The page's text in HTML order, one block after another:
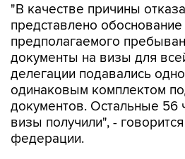
"В качестве причины
представлено
предполагаемого
документы на визы для
делегации подавались
одинаковым комплектом
документов. Остальные 56
визы получили", -
федерации.